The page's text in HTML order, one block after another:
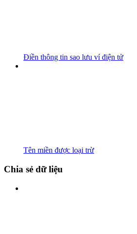
Điền thông tin sao lưu ví điện tử
Tên miền được loại trừ
Chia sẻ dữ liệu